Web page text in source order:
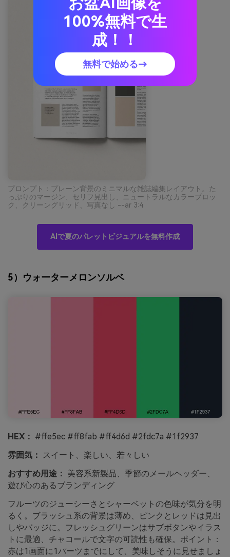
プロンプト：プレーン背景のミニマルな雑誌編集レイアウト。た
っぷりのマージン、セリフ見出し、ニュートラルなカラーブロッ
ク、クリーングリッド、写真なし --ar 3:4
AIで夏のパレットビジュアルを無料作成
5）ウォーターメロンソルベ
HEX： #ffe5ec #ff8fab #ff4d6d #2fdc7a #1f2937
雰囲気： スイート、楽しい、若々しい
おすすめ用途： 美容系新製品、季節のメールヘッダー、
遊び心のあるブランディング
フルーツのジューシーさとシャーベットの色味が気分を明
るく。ブラッシュ系の背景は薄め、ピンクとレッドは見出
しやバッジに。フレッシュグリーンはサブボタンやイラス
トに最適、チャコールで文字の可読性も確保。ポイント：
赤は1画面に1パーツまでにして、美味しそうに見せましょ
100%無料で生
成！！
無料で始める→